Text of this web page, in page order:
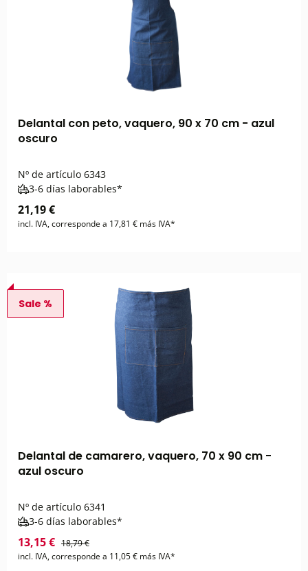
Delantal con peto, vaquero, 90 x 70 cm - azul
oscuro
Nº de artículo 6343
3-6 días laborables*
21,19 €
incl. IVA, corresponde a 17,81 € más IVA*
Sale %
Delantal de camarero, vaquero, 70 x 90 cm -
azul oscuro
Nº de artículo 6341
3-6 días laborables*
13,15 € 18,79 €
incl. IVA, corresponde a 11,05 € más IVA*